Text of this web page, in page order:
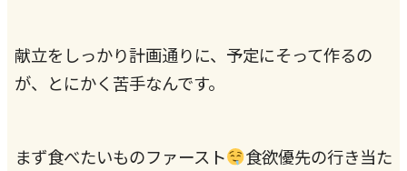
献立をしっかり計画通りに、予定にそって作るの
が、とにかく苦手なんです。
まず食べたいものファースト
食欲優先の行き当た